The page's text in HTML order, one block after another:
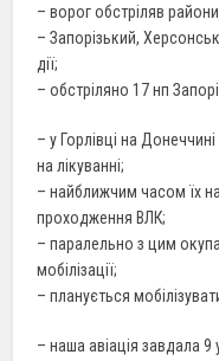
– ворог обстріляв
– Запорізький,
дії;
– обстріляно 17 нп
– у Горлівці на
на лікуванні;
– найближчим часом їх
проходження ВЛК;
– паралельно з цим
мобілізації;
– планується
– наша авіація завдала